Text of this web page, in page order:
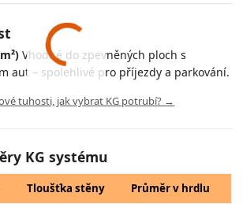
Vhodné do zpevněných ploch s
aut – spolehlivé pro příjezdy a parkování.
tuhosti, jak vybrat KG potrubí? →
KG systému
Tloušťka stěny
Průměr v hrdlu